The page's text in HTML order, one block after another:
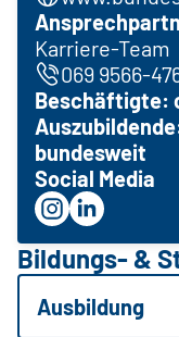
Karriere-Team
069 9566-
Beschäftigte:
bundesweit
Social Media
Bildungs- &
Ausbildung